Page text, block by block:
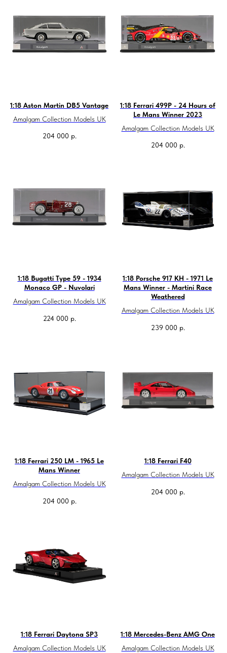
1:18 Aston Martin DB5 Vantage
Amalgam Collection Models UK
204 000 р.
1:18 Ferrari 499P - 24 Hours of
Le Mans Winner 2023
Amalgam Collection Models UK
204 000 р.
1:18 Bugatti Type 59 - 1934
Monaco GP - Nuvolari
Amalgam Collection Models UK
224 000 р.
1:18 Porsche 917 KH - 1971 Le
Mans Winner - Martini Race
Weathered
Amalgam Collection Models UK
239 000 р.
1:18 Ferrari 250 LM - 1965 Le
Mans Winner
Amalgam Collection Models UK
204 000 р.
1:18 Ferrari F40
Amalgam Collection Models UK
204 000 р.
1:18 Ferrari Daytona SP3
Amalgam Collection Models UK
1:18 Mercedes-Benz AMG One
Amalgam Collection Models UK